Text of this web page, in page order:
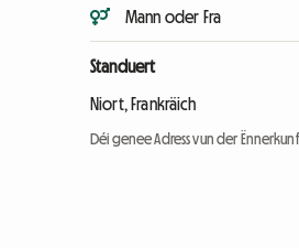
Mann oder Fra
Standuert
Niort, Frankräich
Déi genee Adress vun der